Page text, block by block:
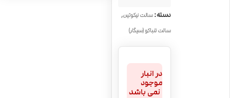
دسته:سالت نیکوتین,
سالت تنباکو (سیگار)
در انبار
موجود
نمی باشد